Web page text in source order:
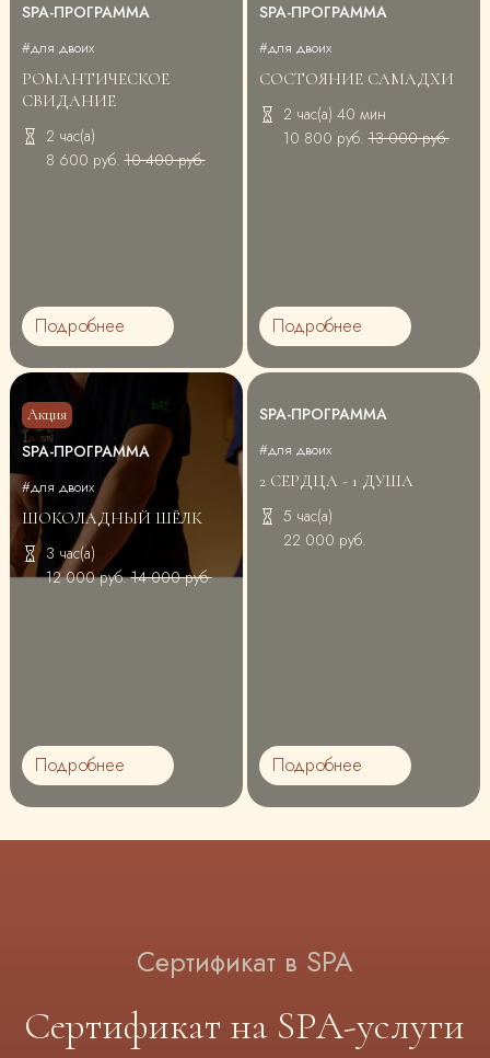
SPA-ПРОГРАММА
#для двоих
РОМАНТИЧЕСКОЕ
СВИДАНИЕ
2 час(а)
8 600 руб.10 400 руб.
Подробнее
SPA-ПРОГРАММА
#для двоих
СОСТОЯНИЕ САМАДХИ
2 час(а) 40 мин
10 800 руб.13 000 руб.
Подробнее
Акция
SPA-ПРОГРАММА
#для двоих
ШОКОЛАДНЫЙ ШЁЛК
3 час(а)
12 000 руб.14 000 руб.
Подробнее
SPA-ПРОГРАММА
#для двоих
2 СЕРДЦА - 1 ДУША
5 час(а)
22 000 руб.
Подробнее
Сертификат в SPA
Сертификат на SPA-услуги